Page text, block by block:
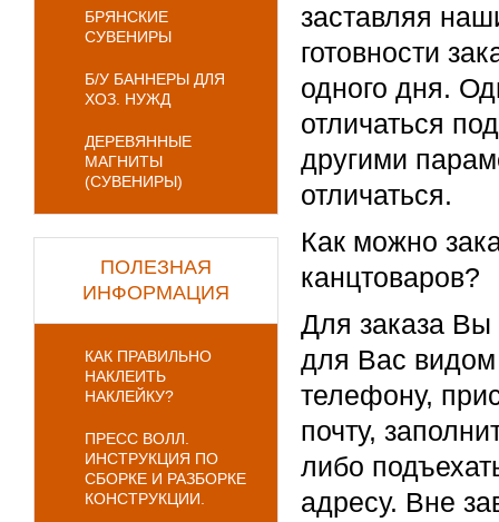
БРЯНСКИЕ
СУВЕНИРЫ
Б/У БАННЕРЫ ДЛЯ
ХОЗ. НУЖД
ДЕРЕВЯННЫЕ
МАГНИТЫ
(СУВЕНИРЫ)
ПОЛЕЗНАЯ
ИНФОРМАЦИЯ
КАК ПРАВИЛЬНО
НАКЛЕИТЬ
НАКЛЕЙКУ?
ПРЕСС ВОЛЛ.
ИНСТРУКЦИЯ ПО
СБОРКЕ И РАЗБОРКЕ
КОНСТРУКЦИИ.
заставляя
готовности
одного дня.
отличаться
другими
отличаться.
Как можно
канцтоваров?
Для заказа
для Вас видом
телефону,
почту,
либо
адресу. Вне